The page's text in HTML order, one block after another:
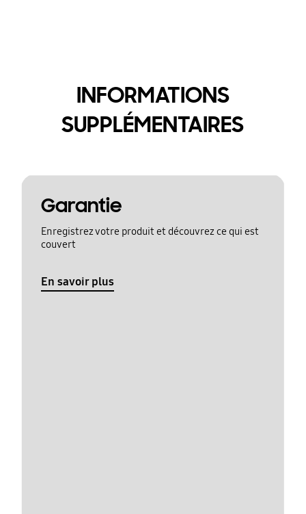
INFORMATIONS
SUPPLÉMENTAIRES
Garantie
Enregistrez votre produit et découvrez ce qui est
couvert
En savoir plus